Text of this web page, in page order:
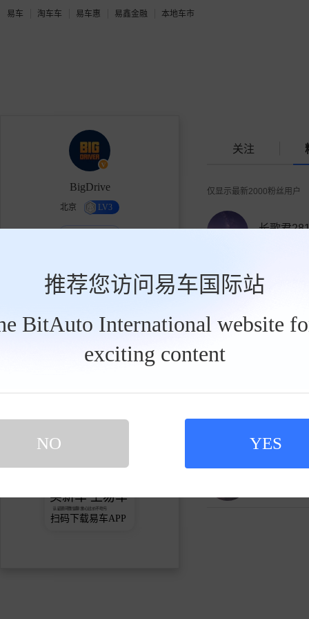
易车 淘车车 易车惠 易鑫金融 本地车市
推荐您访问易车国际站
BitAuto International website
exciting content
NO YES
BigDrive
北京 LV3
16.1万
获赞
0
关注
10.5万
粉丝
关注
发私信
买新车 上易车
认证顾问微信聊 放心比价不吃亏
扫码下载易车APP
关注
仅显示最新2000粉丝用户
长歌君